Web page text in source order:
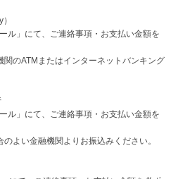
」にて、ご連絡事項・お支払い金額を
ATMまたはインターネットバンキング
」にて、ご連絡事項・お支払い金額を
い金融機関よりお振込みください。